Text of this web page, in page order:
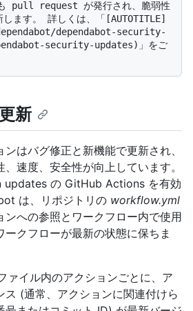
pull request が発行され、脆弱性
します。 詳しくは、「[AUTOTITLE]
dependabot-security-
security-updates)」をご
新
はバグ修正と新機能で更新され、
速度、安全性が向上しています。
の GitHub Actions を有効
は、リポジトリの workflow.yml
ンへの参照とワークフロー内で使用
ークフローが最新の状態に保ちま
イル内のアクションごとに、ア
ス (通常、アクションに関連付けら